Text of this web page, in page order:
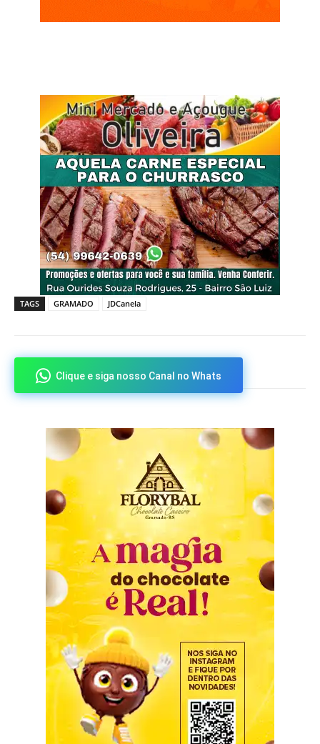
TAGS GRAMADO JDCanela
Clique e siga nosso Canal no Whats